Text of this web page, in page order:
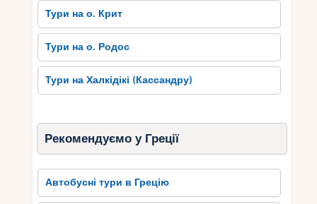
Тури на о. Крит
Тури на о. Родос
Тури на Халкідікі (Кассандру)
Рекомендуємо у Греції
Автобусні тури в Грецію